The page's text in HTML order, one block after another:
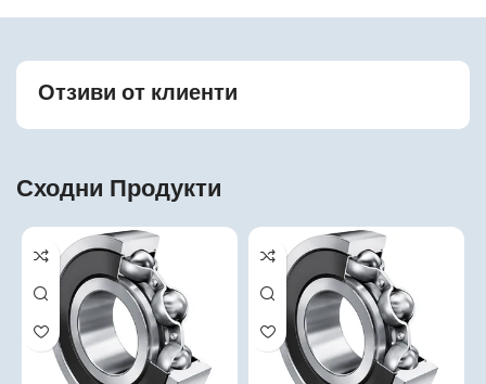
Отзиви от клиенти
Сходни Продукти